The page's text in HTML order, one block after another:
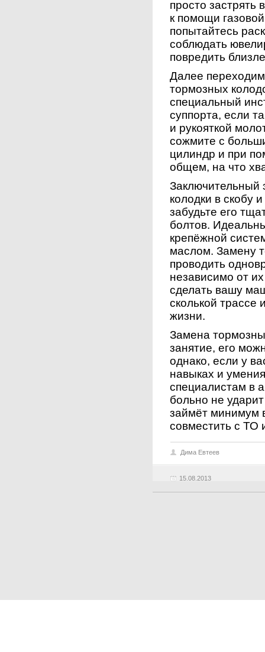
просто застрять
к помощи
попытайтесь
соблюдать
повредить
Далее
тормозных
специальный
суппорта, если
и рукояткой
сожмите с
цилиндр и при
общем, на что
Заключительный
колодки в скобу
забудьте его
болтов.
крепёжной
маслом. Замену
проводить
независимо от
сделать вашу
сколькой трассе
жизни.
Замена
занятие, его
однако, если у
навыках и
специалистам в
больно не
займёт минимум
совместить с ТО
15.08.2013
Дима Евтеев